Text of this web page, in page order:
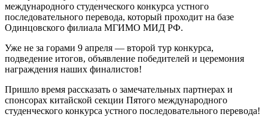
международного студенческого конкурса устного
последовательного перевода, который проходит на базе
Одинцовского филиала МГИМО МИД РФ.
Уже не за горами 9 апреля — второй тур конкурса,
подведение итогов, объявление победителей и церемония
награждения наших финалистов!
Пришло время рассказать о замечательных партнерах и
спонсорах китайской секции Пятого международного
студенческого конкурса устного последовательного перевода!